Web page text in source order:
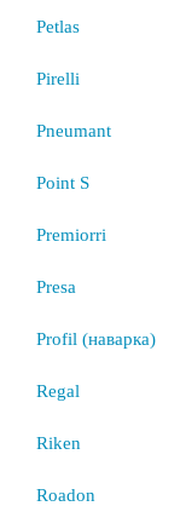
Petlas
Pirelli
Pneumant
Point S
Premiorri
Presa
Profil (наварка)
Regal
Riken
Roadon